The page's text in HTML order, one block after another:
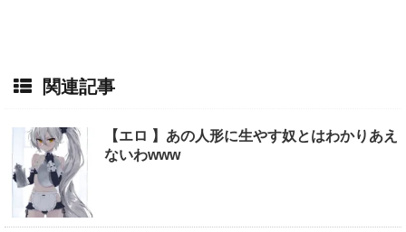
関連記事
【エロ 】あの人形に生やす奴とはわかりあえ
ないわwww